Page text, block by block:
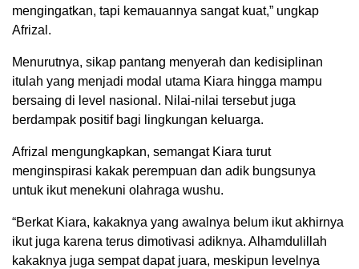
mengingatkan, tapi kemauannya sangat kuat,” ungkap
Afrizal.
Menurutnya, sikap pantang menyerah dan kedisiplinan
itulah yang menjadi modal utama Kiara hingga mampu
bersaing di level nasional. Nilai-nilai tersebut juga
berdampak positif bagi lingkungan keluarga.
Afrizal mengungkapkan, semangat Kiara turut
menginspirasi kakak perempuan dan adik bungsunya
untuk ikut menekuni olahraga wushu.
“Berkat Kiara, kakaknya yang awalnya belum ikut akhirnya
ikut juga karena terus dimotivasi adiknya. Alhamdulillah
kakaknya juga sempat dapat juara, meskipun levelnya